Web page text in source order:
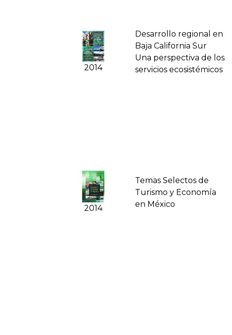
2014
Desarrollo regional en
Baja California Sur
Una perspectiva de los
servicios ecosistémicos
2014
Temas Selectos de
Turismo y Economí­a
en México